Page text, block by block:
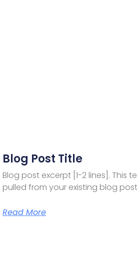
Blog Post Title
Blog post excerpt [1-2 lines]. This
pulled from your existing blog
Read More